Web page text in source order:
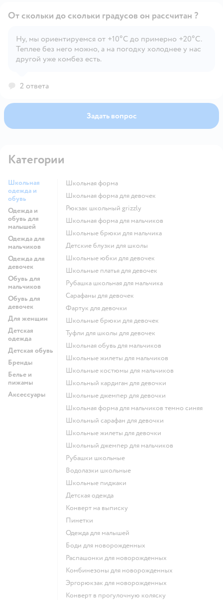
Открыть вопрос
От скольки до скольки градусов он рассчитан ?
Ну, мы ориентируемся от +10°С до примерно +20°С.
Теплее без него можно, а на погодку холоднее у нас
другой уже комбез есть.
2 ответа
Задать вопрос
Категории
Школьная
одежда и
обувь
Одежда и
обувь для
малышей
Одежда для
мальчиков
Одежда для
девочек
Обувь для
мальчиков
Обувь для
девочек
Для женщин
Детская
одежда
Детская обувь
Бренды
Белье и
пижамы
Аксессуары
Школьная форма
Школьная форма для девочек
Рюкзак школьный grizzly
Школьная форма для мальчиков
Школьные брюки для мальчика
Детские блузки для школы
Школьные юбки для девочек
Школьные платья для девочек
Рубашка школьная для мальчика
Сарафаны для девочек
Фартук для девочки
Школьные брюки для девочек
Туфли для школы для девочек
Школьная обувь для мальчиков
Школьные жилеты для мальчиков
Школьные костюмы для мальчиков
Школьный кардиган для девочки
Школьные джемпер для девочки
Школьная форма для мальчиков темно синяя
Школьный сарафан для девочки
Школьные жилеты для девочки
Школьный джемпер для мальчиков
Рубашки школьные
Водолазки школьные
Школьные пиджаки
Детская одежда
Конверт на выписку
Пинетки
Одежда для малышей
Боди для новорожденных
Распашонки для новорожденных
Комбинезоны для новорожденных
Эргорюкзак для новорожденных
Конверт в прогулочную коляску